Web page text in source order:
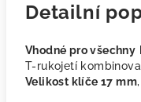
Detailní
Vhodné pro všechny
T-rukojetí
Velikost klíče 17 mm